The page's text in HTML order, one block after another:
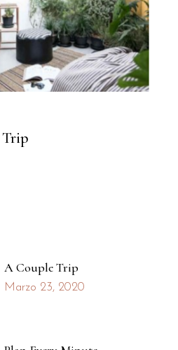
A Couple Trip
Marzo 23, 2020